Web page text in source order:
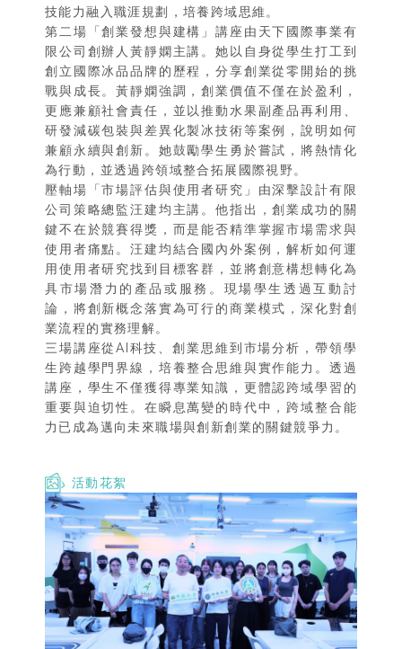
技能力融入職涯規劃，培養跨域思維。
第二場「創業發想與建構」講座由天下國際事業有
限公司創辦人黃靜嫻主講。她以自身從學生打工到
創立國際冰品品牌的歷程，分享創業從零開始的挑
戰與成長。黃靜嫻強調，創業價值不僅在於盈利，
更應兼顧社會責任，並以推動水果副產品再利用、
研發減碳包裝與差異化製冰技術等案例，說明如何
兼顧永續與創新。她鼓勵學生勇於嘗試，將熱情化
為行動，並透過跨領域整合拓展國際視野。
壓軸場「市場評估與使用者研究」由深擊設計有限
公司策略總監汪建均主講。他指出，創業成功的關
鍵不在於競賽得獎，而是能否精準掌握市場需求與
使用者痛點。汪建均結合國內外案例，解析如何運
用使用者研究找到目標客群，並將創意構想轉化為
具市場潛力的產品或服務。現場學生透過互動討
論，將創新概念落實為可行的商業模式，深化對創
業流程的實務理解。
三場講座從AI科技、創業思維到市場分析，帶領學
生跨越學門界線，培養整合思維與實作能力。透過
講座，學生不僅獲得專業知識，更體認跨域學習的
重要與迫切性。在瞬息萬變的時代中，跨域整合能
力已成為邁向未來職場與創新創業的關鍵競爭力。
活動花絮